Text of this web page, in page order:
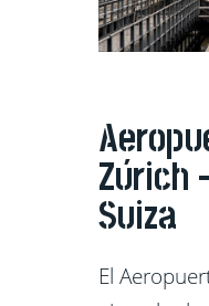
Zúrich
Suiza
El